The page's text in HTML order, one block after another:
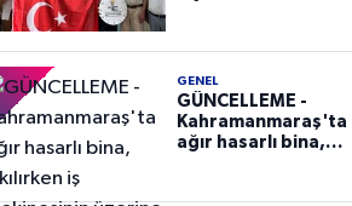
GENEL
GÜNCELLEME -
Kahramanmaraş'ta
ağır hasarlı bina,